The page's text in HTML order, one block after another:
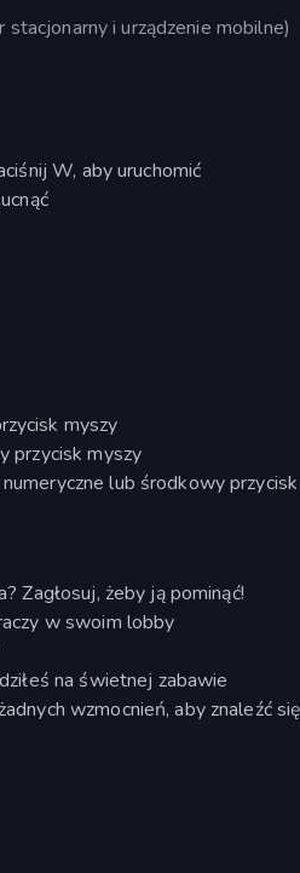
i urządzenie mobilne)
W, aby uruchomić
myszy
przycisk myszy
lub środkowy
Zagłosuj, żeby ją pominąć!
w swoim lobby
na świetnej zabawie
wzmocnień, aby znaleźć